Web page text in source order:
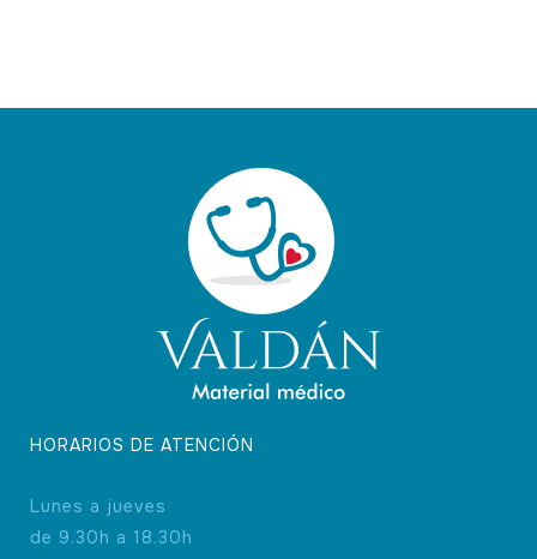
HORARIOS DE ATENCIÓN
Lunes a jueves
de 9.30h a 18.30h